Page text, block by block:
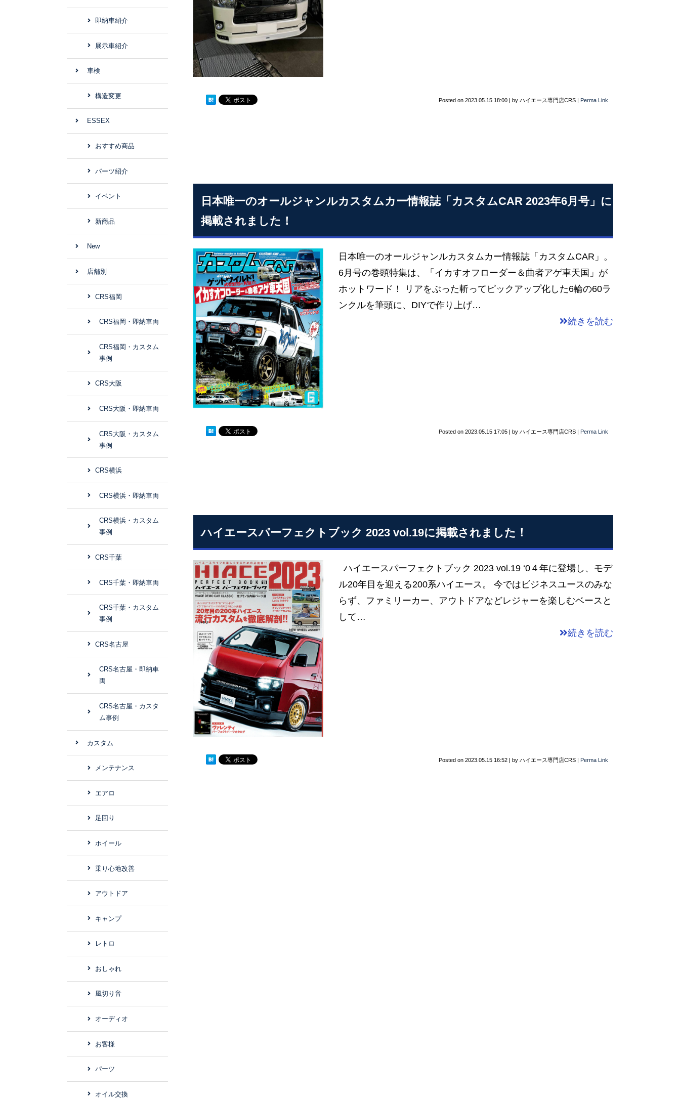
Posted on 2023.05.15 18:00 | by ハイエース専門店CRS | Perma Link
日本唯一のオールジャンルカスタムカー情報誌「カスタムCAR 2023年6月号」に
掲載されました！
日本唯一のオールジャンルカスタムカー情報誌「カスタムCAR」。
6月号の巻頭特集は、「イカすオフローダー＆曲者アゲ車天国」が
ホットワード！ リアをぶった斬ってピックアップ化した6輪の60ラ
ンクルを筆頭に、DIYで作り上げ…
続きを読む
Posted on 2023.05.15 17:05 | by ハイエース専門店CRS | Perma Link
ハイエースパーフェクトブック 2023 vol.19に掲載されました！
ハイエースパーフェクトブック 2023 vol.19 ‘0４年に登場し、モデ
ル20年目を迎える200系ハイエース。 今ではビジネスユースのみな
らず、ファミリーカー、アウトドアなどレジャーを楽しむベースと
して…
続きを読む
Posted on 2023.05.15 16:52 | by ハイエース専門店CRS | Perma Link
即納車紹介
展示車紹介
車検
構造変更
ESSEX
おすすめ商品
パーツ紹介
イベント
新商品
New
店舗別
CRS福岡
CRS福岡・即納車両
CRS福岡・カスタム
事例
CRS大阪
CRS大阪・即納車両
CRS大阪・カスタム
事例
CRS横浜
CRS横浜・即納車両
CRS横浜・カスタム
事例
CRS千葉
CRS千葉・即納車両
CRS千葉・カスタム
事例
CRS名古屋
CRS名古屋・即納車
両
CRS名古屋・カスタ
ム事例
カスタム
メンテナンス
エアロ
足回り
ホイール
乗り心地改善
アウトドア
キャンプ
レトロ
おしゃれ
風切り音
オーディオ
お客様
パーツ
オイル交換